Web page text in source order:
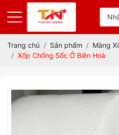
Trang chủ Sản phẩm
Màng
Xốp Chống Sốc Ở Biên Hoà